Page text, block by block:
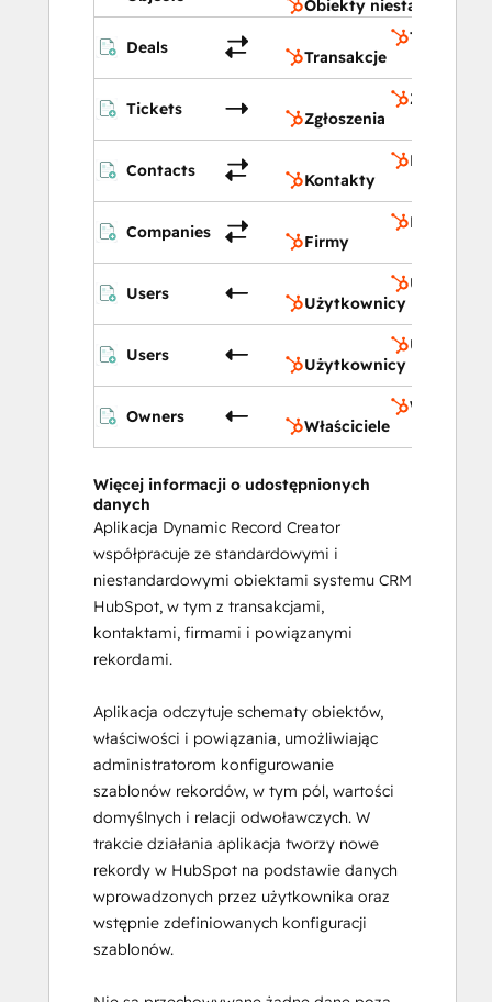
Obiekty niestandardowe
Deals
Transakcje
Transakcje
Tickets
Zgłoszenia
Zgłoszenia
Contacts
Kontakty
Kontakty
Companies
Firmy
Firmy
Users
Użytkownicy
Users
Użytkownicy
Owners
Właściciele
Więcej informacji o udostępnionych
danych
Aplikacja Dynamic Record Creator
współpracuje ze standardowymi i
niestandardowymi obiektami systemu CRM
HubSpot, w tym z transakcjami,
kontaktami, firmami i powiązanymi
rekordami.
Aplikacja odczytuje schematy obiektów,
właściwości i powiązania, umożliwiając
administratorom konfigurowanie
szablonów rekordów, w tym pól, wartości
domyślnych i relacji odwoławczych. W
trakcie działania aplikacja tworzy nowe
rekordy w HubSpot na podstawie danych
wprowadzonych przez użytkownika oraz
wstępnie zdefiniowanych konfiguracji
szablonów.